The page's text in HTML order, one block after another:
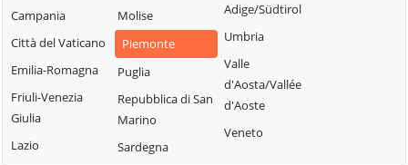
Curino
Donato
Dorzano
Gaglianico
Gifflenga
Portula
Pralungo
Pray
Quaregna
Cerreto
Ronco Biellese
Viverone
Zimone
Zubiena
Zumaglia
Campania
Città del Vaticano
Emilia-Romagna
Friuli-Venezia
Giulia
Lazio
Molise
Piemonte
Puglia
Repubblica di San
Marino
Sardegna
Adige/Südtirol
Umbria
Valle
d'Aosta/Vallée
d'Aoste
Veneto